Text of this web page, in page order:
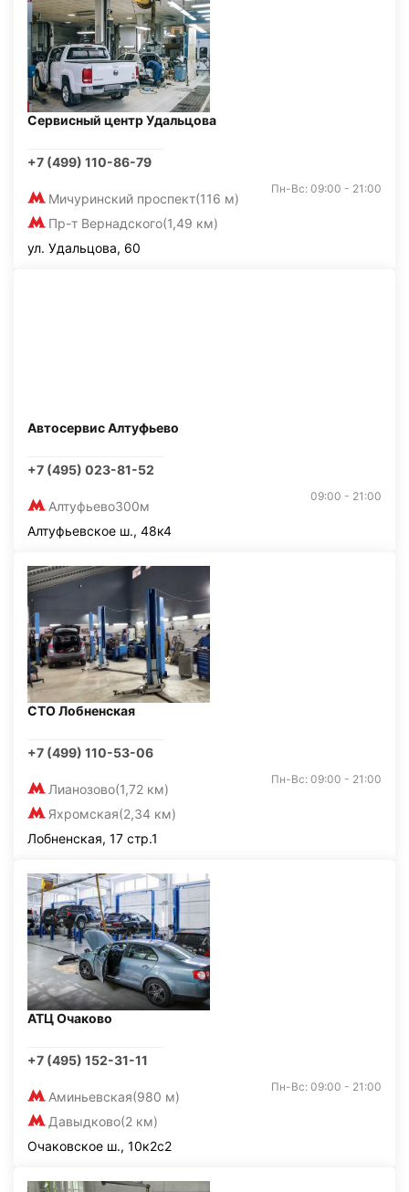
Сервисный центр Удальцова
+7 (499) 110-86-79
Мичуринский проспект(116 м)
Пр-т Вернадского(1,49 км)
Пн-Вс: 09:00 - 21:00
ул. Удальцова, 60
Автосервис Алтуфьево
+7 (495) 023-81-52
Алтуфьево300м
09:00 - 21:00
Алтуфьевское ш., 48к4
СТО Лобненская
+7 (499) 110-53-06
Лианозово(1,72 км)
Яхромская(2,34 км)
Пн-Вс: 09:00 - 21:00
Лобненская, 17 стр.1
АТЦ Очаково
+7 (495) 152-31-11
Аминьевская(980 м)
Давыдково(2 км)
Пн-Вс: 09:00 - 21:00
Очаковское ш., 10к2с2